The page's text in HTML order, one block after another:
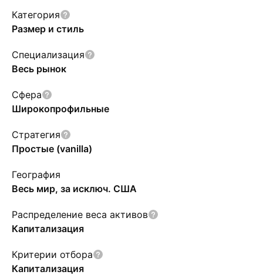
Категория
Размер и стиль
Специализация
Весь рынок
Сфера
Широкопрофильные
Стратегия
Простые (vanilla)
География
Весь мир, за исключ. США
Распределение веса активов
Капитализация
Критерии отбора
Капитализация